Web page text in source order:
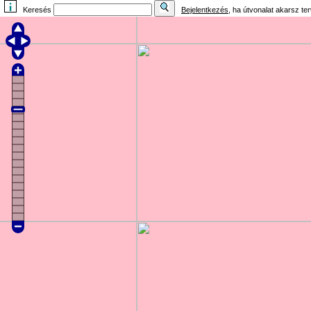
Keresés Bejelentkezés , ha útvonalat akarsz